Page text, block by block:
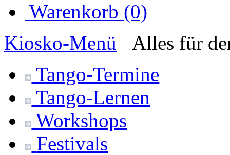
Warenkorb (0)
Kiosko-Menü
Alles für
Tango-Termine
Tango-Lernen
Workshops
Festivals